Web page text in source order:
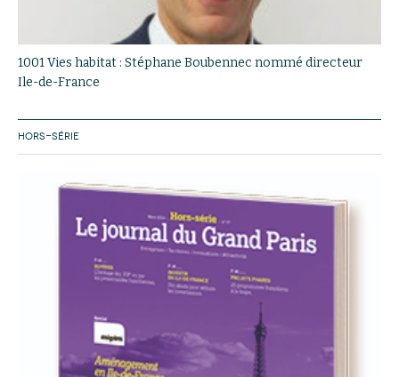
1001 Vies habitat : Stéphane Boubennec nommé directeur
Ile-de-France
HORS-SÉRIE